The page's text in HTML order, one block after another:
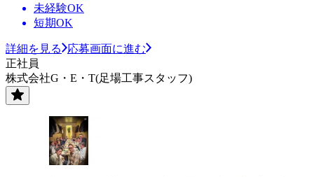
未経験OK
短期OK
詳細を見る
応募画面に進む
正社員
株式会社G・E・T(足場工事スタッフ)